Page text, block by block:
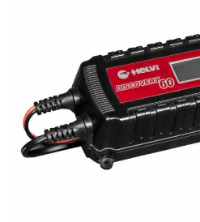
Heizkanonen und
Hochdruckreiniger
Hochgrasmäher
Holzbacköfen
Holzspalter
Cruccolini
CTEK
D
Dal Degan
DCG